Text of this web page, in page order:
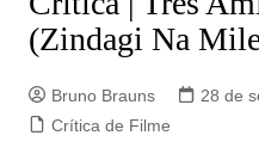
(Zindagi Na
Bruno Brauns 28 de
Crítica de Filme